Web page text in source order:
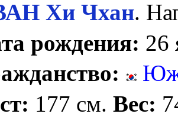
Хи Чхан.
рождения: 26
177 см.Вес: